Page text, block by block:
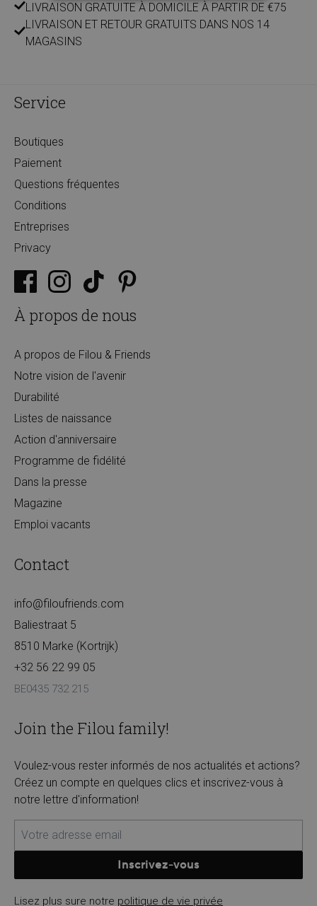
LIVRAISON GRATUITE À DOMICILE À PARTIR DE €75
LIVRAISON ET RETOUR GRATUITS DANS NOS 14
MAGASINS
Service
Boutiques
Paiement
Questions fréquentes
Conditions
Entreprises
Privacy
À propos de nous
A propos de Filou & Friends
Notre vision de l'avenir
Durabilité
Listes de naissance
Action d'anniversaire
Programme de fidélité
Dans la presse
Magazine
Emploi vacants
Contact
info@filoufriends.com
Baliestraat 5
8510 Marke (Kortrijk)
+32 56 22 99 05
BE0435 732 215
Join the Filou family!
Voulez-vous rester informés de nos actualités et actions?
Créez un compte en quelques clics et inscrivez-vous à
notre lettre d'information!
Inscrivez-vous
Lisez plus sure notre politique de vie privée